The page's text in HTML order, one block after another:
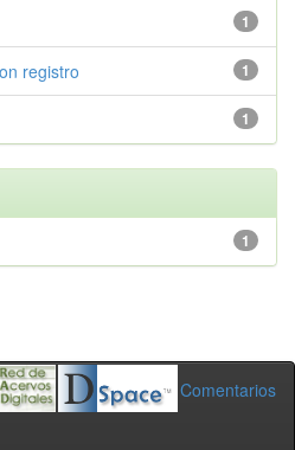
1
1
registro
1
1
Comentarios